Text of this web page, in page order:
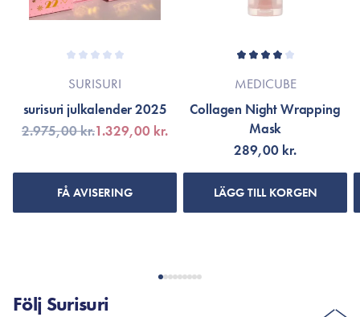
SURISURI
surisuri julkalender 2025
2.975,00 kr.1.329,00 kr.
FÅ AVISERING
MEDICUBE
Collagen Night Wrapping
Mask
289,00 kr.
LÄGG TILL KORGEN
Följ Surisuri